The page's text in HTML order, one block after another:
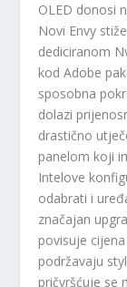
OLED donosi
Novi Envy
dediciranom
kod Adobe
sposobna
dolazi
drastično
panelom koji
Intelove
odabrati i
značajan
povisuje
podržavaju
pričvršćuje se